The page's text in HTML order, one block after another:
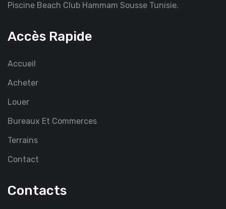
Piscine Beach Club Hammam Sousse Tunisie.
Accès Rapide
Accueil
Acheter
Louer
Bureaux Et Commerces
Terrains
Contact
Contacts